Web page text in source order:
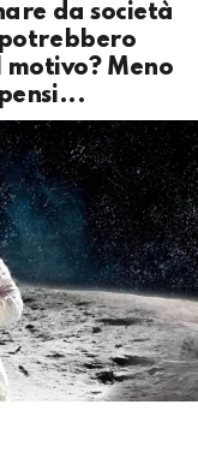
da società
Meno